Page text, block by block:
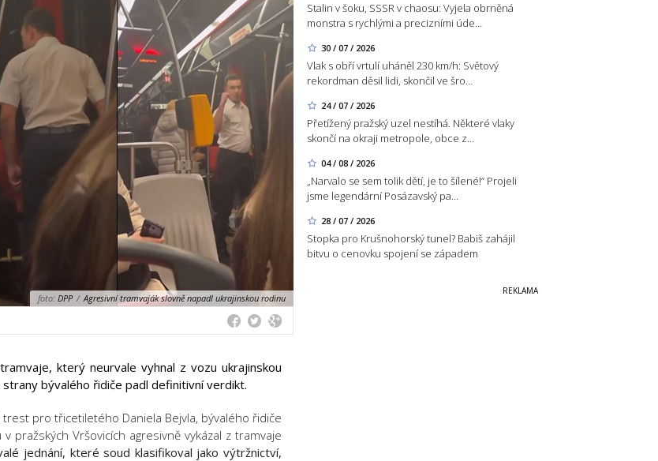
Stalin v šoku, SSSR v chaosu: Vyjela obrněná
monstra s rychlými a precizními úde…
30 / 07 / 2026
Vlak s obří vrtulí uháněl 230 km/h: Světový
rekordman děsil lidi, skončil ve šro…
24 / 07 / 2026
Přetížený pražský uzel nestíhá. Některé vlaky
skončí na okraji metropole, obce z…
04 / 08 / 2026
„Narvalo se sem tolik dětí, je to šílené!“ Projeli
jsme legendární Posázavský pa…
28 / 07 / 2026
Stopka pro Krušnohorský tunel? Babiš zahájil
bitvu o cenovku spojení se západem
foto: DPP / Agresivní tramvaják slovně napadl ukrajinskou rodinu
který neurvale vyhnal z vozu ukrajinskou
bývalého řidiče padl definitivní verdikt.
pro třicetiletého Daniela Bejvla, bývalého řidiče
Vršovicích agresivně vykázal z tramvaje
jednání, které soud klasifikoval jako výtržnictví,